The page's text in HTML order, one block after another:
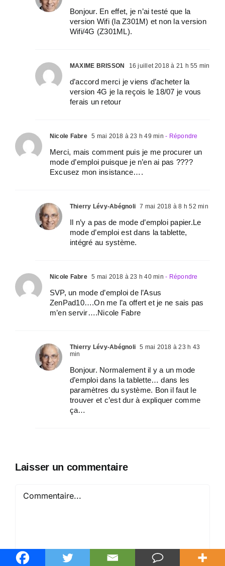
Bonjour. En effet, je n’ai testé que la
version Wifi (la Z301M) et non la version
Wifi/4G (Z301ML).
MAXIME BRISSON 16 juillet 2018 à 21 h 55 min
d’accord merci je viens d’acheter la
version 4G je la reçois le 18/07 je vous
ferais un retour
Nicole Fabre 5 mai 2018 à 23 h 49 min - Répondre
Merci, mais comment puis je me procurer un
mode d’emploi puisque je n’en ai pas ????
Excusez mon insistance….
Thierry Lévy-Abégnoli 7 mai 2018 à 8 h 52 min
Il n’y a pas de mode d’emploi papier.Le
mode d’emploi est dans la tablette,
intégré au système.
Nicole Fabre 5 mai 2018 à 23 h 40 min - Répondre
SVP, un mode d’emploi de l’Asus
ZenPad10….On me l’a offert et je ne sais pas
m’en servir….Nicole Fabre
Thierry Lévy-Abégnoli 5 mai 2018 à 23 h 43
min
Bonjour. Normalement il y a un mode
d’emploi dans la tablette… dans les
paramètres du système. Bon il faut le
trouver et c’est dur à expliquer comme
ça…
Laisser un commentaire